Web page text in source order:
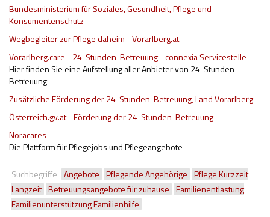
Bundesministerium für Soziales, Gesundheit, Pflege und
Konsumentenschutz
Wegbegleiter zur Pflege daheim - Vorarlberg.at
Vorarlberg.care - 24-Stunden-Betreuung - connexia Servicestelle
Hier finden Sie eine Aufstellung aller Anbieter von 24-Stunden-
Betreuung
Zusätzliche Förderung der 24-Stunden-Betreuung, Land Vorarlberg
Österreich.gv.at - Förderung der 24-Stunden-Betreuung
Noracares
Die Plattform für Pflegejobs und Pflegeangebote
Suchbegriffe Angebote Pflegende Angehörige Pflege Kurzzeit
Langzeit Betreuungsangebote für zuhause Familienentlastung
Familienunterstützung Familienhilfe